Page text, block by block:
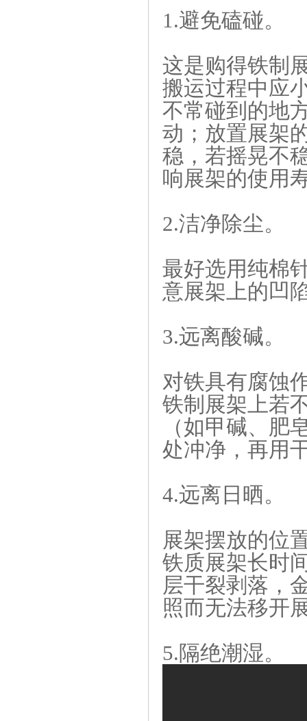
1.避免磕碰。
这是购得铁制
搬运过程中应
不常碰到的地
动；放置展架
稳，若摇晃不
响展架的使用
2.洁净除尘。
最好选用纯棉
意展架上的凹
3.远离酸碱。
对铁具有腐蚀
铁制展架上若
（如甲碱、肥
处冲净，再用
4.远离日晒。
展架摆放的位
铁质展架长时
层干裂剥落，
照而无法移开
5.隔绝潮湿。